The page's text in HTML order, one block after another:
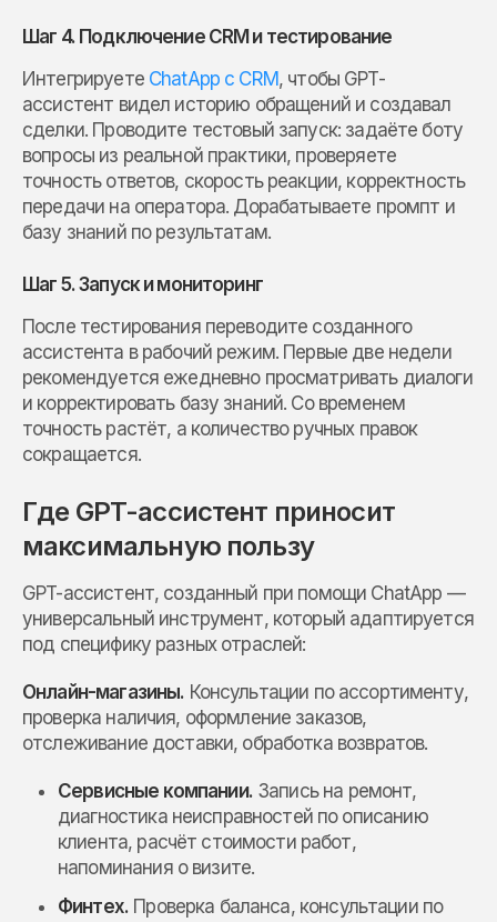
Шаг 4. Подключение CRM и тестирование
Интегрируете ChatApp с CRM, чтобы GPT-
ассистент видел историю обращений и создавал
сделки. Проводите тестовый запуск: задаёте боту
вопросы из реальной практики, проверяете
точность ответов, скорость реакции, корректность
передачи на оператора. Дорабатываете промпт и
базу знаний по результатам.
Шаг 5. Запуск и мониторинг
После тестирования переводите созданного
ассистента в рабочий режим. Первые две недели
рекомендуется ежедневно просматривать диалоги
и корректировать базу знаний. Со временем
точность растёт, а количество ручных правок
сокращается.
Где GPT-ассистент приносит
максимальную пользу
GPT-ассистент, созданный при помощи ChatApp —
универсальный инструмент, который адаптируется
под специфику разных отраслей:
Онлайн-магазины. Консультации по ассортименту,
проверка наличия, оформление заказов,
отслеживание доставки, обработка возвратов.
Сервисные компании.Запись на ремонт,
диагностика неисправностей по описанию
клиента, расчёт стоимости работ,
напоминания о визите.
Финтех. Проверка баланса, консультации по